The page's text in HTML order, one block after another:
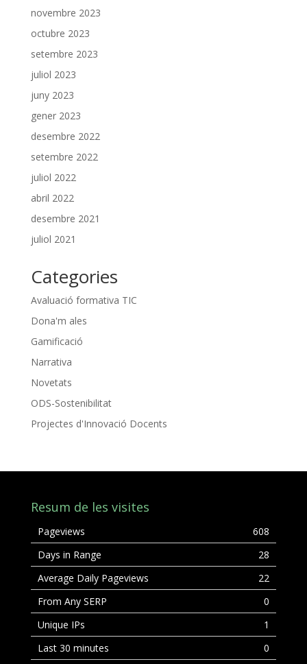
novembre 2023
octubre 2023
setembre 2023
juliol 2023
juny 2023
gener 2023
desembre 2022
setembre 2022
juliol 2022
abril 2022
desembre 2021
juliol 2021
Categories
Avaluació formativa TIC
Dona'm ales
Gamificació
Narrativa
Novetats
ODS-Sostenibilitat
Projectes d'Innovació Docents
Resum de les visites
Pageviews
608
Days in Range
28
Average Daily Pageviews
22
From Any SERP
0
Unique IPs
1
Last 30 minutes
0